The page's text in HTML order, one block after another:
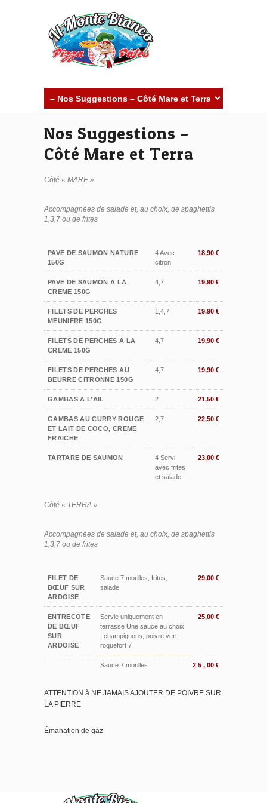
Nos Suggestions –
Côté Mare et Terra
Côté « MARE »
Accompagnées de salade et, au choix, de spaghettis
1,3,7 ou de frites
PAVE DE SAUMON NATURE
150G
4 Avec
citron
18,90 €
PAVE DE SAUMON A LA
CREME 150G
4,7 19,90 €
FILETS DE PERCHES
MEUNIERE 150G
1,4,7 19,90 €
FILETS DE PERCHES A LA
CREME 150G
4,7 19,90 €
FILETS DE PERCHES AU
BEURRE CITRONNE 150G
4,7 19,90 €
GAMBAS A L’AIL 2 21,50 €
GAMBAS AU CURRY ROUGE
ET LAIT DE COCO, CREME
FRAICHE
2,7 22,50 €
TARTARE DE SAUMON
4 Servi
avec frites
et salade
23,00 €
Côté « TERRA »
Accompagnées de salade et, au choix, de spaghettis
1,3,7 ou de frites
FILET DE
BŒUF SUR
ARDOISE
Sauce 7 morilles, frites,
salade
29,00 €
ENTRECOTE
DE BŒUF
SUR
ARDOISE
Servie uniquement en
terrasse Une sauce au choix
: champignons, poivre vert,
roquefort 7
25,00 €
Sauce 7 morilles 2 5 , 00 €
ATTENTION à NE JAMAIS AJOUTER DE POIVRE SUR
LA PIERRE
Émanation de gaz